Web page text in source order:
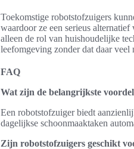
Toekomstige robotstofzuigers
waardoor ze een serieus
alleen de rol van huishoudelijke
leefomgeving zonder dat daar
FAQ
Wat zijn de belangrijkste
Een robotstofzuiger biedt
dagelijkse schoonmaaktaken
Zijn robotstofzuigers geschikt